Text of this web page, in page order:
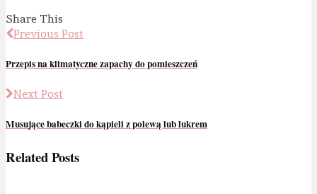
Share This
Previous Post
Przepis na klimatyczne zapachy do pomieszczeń
Next Post
Musujące babeczki do kąpieli z polewą lub lukrem
Related Posts